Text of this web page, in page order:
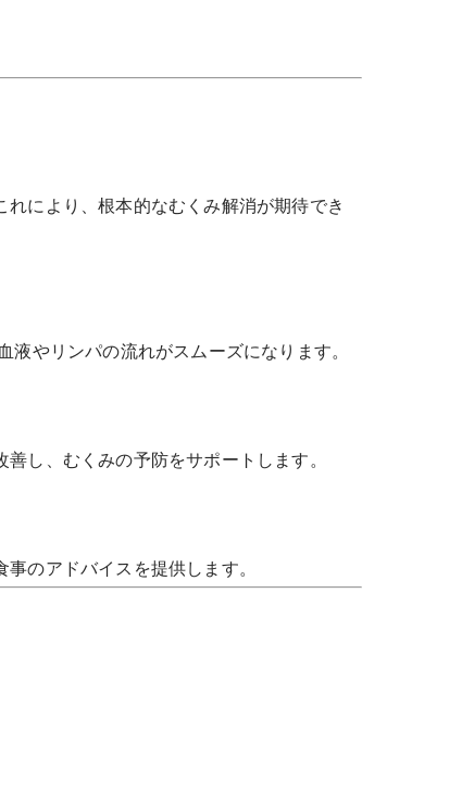
により、根本的なむくみ解消が期待でき
やリンパの流れがスムーズになります。
し、むくみの予防をサポートします。
のアドバイスを提供します。